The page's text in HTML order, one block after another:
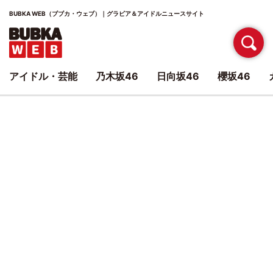
BUBKA WEB（ブブカ・ウェブ）｜グラビア＆アイドルニュースサイト
アイドル・芸能 乃木坂46 日向坂46 櫻坂46